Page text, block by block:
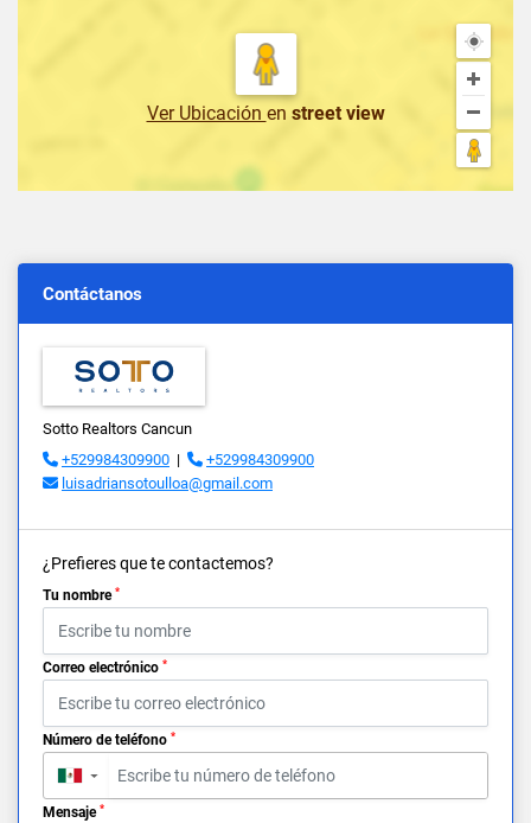
Ver Ubicación en street view
Contáctanos
Sotto Realtors Cancun
+529984309900 |
+529984309900
luisadriansotoulloa@gmail.com
¿Prefieres que te contactemos?
Tu nombre *
Correo electrónico *
Número de teléfono *
▼
Mensaje *